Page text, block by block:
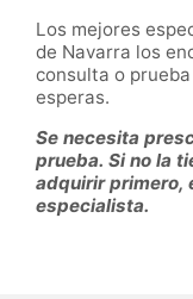
Los mejores
de Navarra los
consulta o
esperas.
Se necesita
prueba. Si no la
adquirir primero,
especialista.